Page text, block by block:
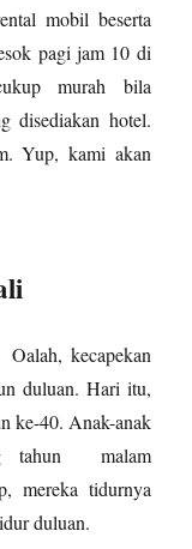
mobil beserta
pagi jam 10 di
murah bila
disediakan hotel.
Yup, kami akan
kecapekan
duluan. Hari itu,
ke-40. Anak-anak
tahun malam
mereka tidurnya
duluan.